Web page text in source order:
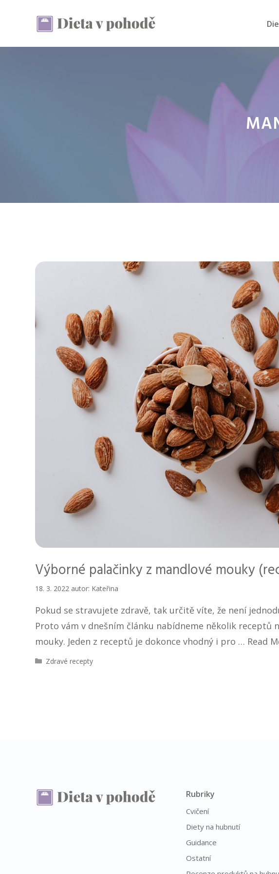
Výborné palačinky z mandlové mouky
18. 3. 2022 autor: Kateřina
Pokud se stravujete zdravě, tak určitě víte, že není
Proto vám v dnešním článku nabídneme několik receptů
mouky. Jeden z receptů je dokonce vhodný i pro … Read
R
Zdravé recepty
Rubriky
Cvičení
Diety na hubnutí
Guidance
Ostatní